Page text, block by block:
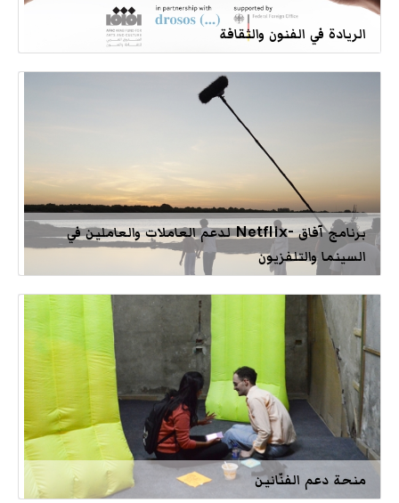
الريادة في الفنون والثقافة
برنامج آفاق -Netflix لدعم العاملات والعاملين في
السينما والتلفزيون
منحة دعم الفنّانين